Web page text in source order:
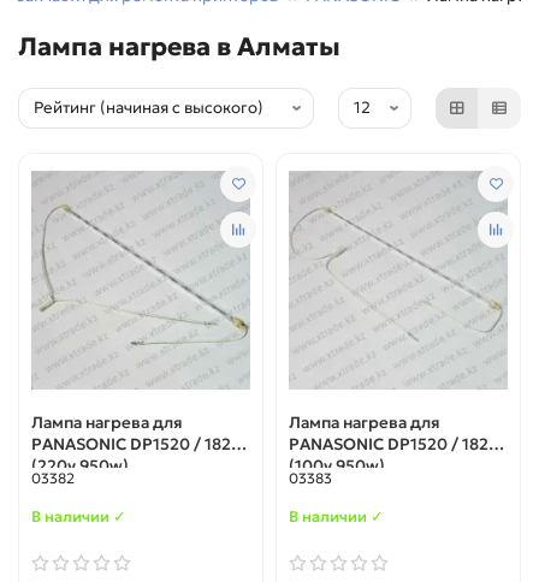
Лампа нагрева в Алматы
Лампа нагрева для
PANASONIC DP1520 / 1820
(220v 950w)
03382
В наличии ✓
Лампа нагрева для
PANASONIC DP1520 / 1820
(100v 950w)
03383
В наличии ✓